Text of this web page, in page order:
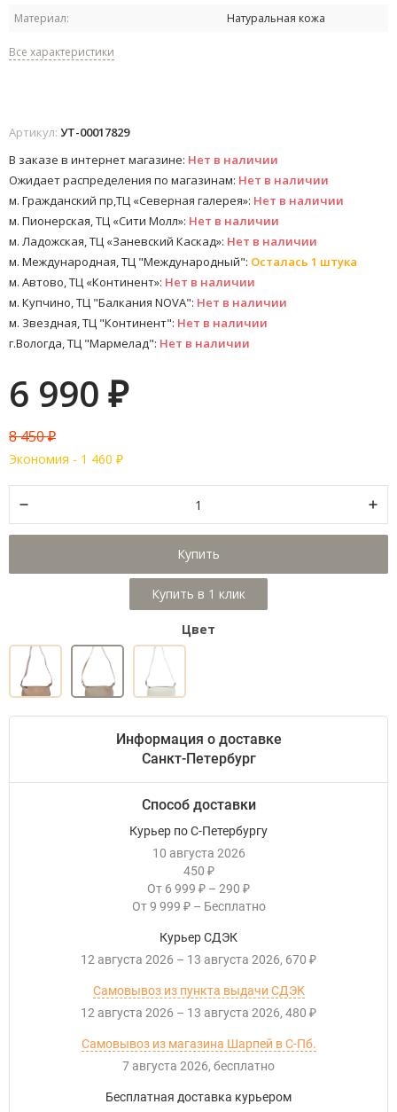
Материал:
Натуральная кожа
Все характеристики
Артикул: УТ-00017829
В заказе в интернет магазине: Нет в наличии
Ожидает распределения по магазинам: Нет в наличии
м. Гражданский пр,ТЦ «Северная галерея»: Нет в наличии
м. Пионерская, ТЦ «Сити Молл»: Нет в наличии
м. Ладожская, ТЦ «Заневский Каскад»: Нет в наличии
м. Международная, ТЦ "Международный": Осталась 1 штука
м. Автово, ТЦ «Континент»: Нет в наличии
м. Купчино, ТЦ "Балкания NOVA": Нет в наличии
м. Звездная, ТЦ "Континент": Нет в наличии
г.Вологда, ТЦ "Мармелад": Нет в наличии
6 990 ₽
8 450₽
Экономия - 1 460 ₽
Купить
Цвет
Информация о доставке
Санкт-Петербург
Способ доставки
Курьер по С-Петербургу
10 августа 2026
450 ₽
От 6 999 ₽ – 290 ₽
От 9 999 ₽ – Бесплатно
Курьер СДЭК
12 августа 2026 – 13 августа 2026 670 ₽
Самовывоз из пункта выдачи СДЭК
12 августа 2026 – 13 августа 2026 480 ₽
Самовывоз из магазина Шарпей в С-Пб.
7 августа 2026
Бесплатно
Бесплатная доставка курьером